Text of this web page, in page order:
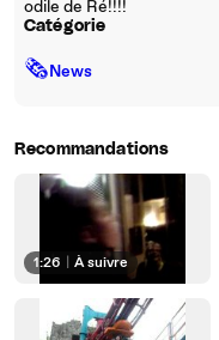
odile de Ré!!!!
Catégorie
🗞News
Recommandations
1:26 À suivre